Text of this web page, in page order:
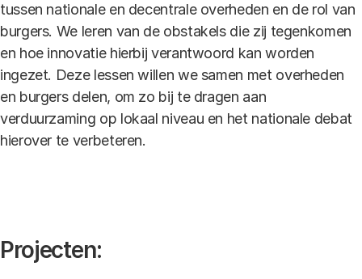
tussen nationale en decentrale overheden en de rol van
burgers. We leren van de obstakels die zij tegenkomen
en hoe innovatie hierbij verantwoord kan worden
ingezet. Deze lessen willen we samen met overheden
en burgers delen, om zo bij te dragen aan
verduurzaming op lokaal niveau en het nationale debat
hierover te verbeteren.
Projecten: